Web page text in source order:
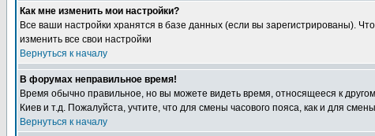
Как мне изменить мои настройки?
Все ваши настройки хранятся в базе данных (если вы зарегистрированы).
изменить все свои настройки
Вернуться к началу
В форумах неправильное время!
Время обычно правильное, но вы можете видеть время, относящееся к
Киев и т.д. Пожалуйста, учтите, что для смены часового пояса, как и для
Вернуться к началу